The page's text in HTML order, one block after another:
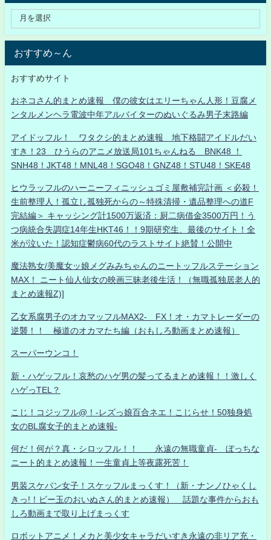
おすすめ～ん
おすすめサイト
おネコさん的まとめ速報 僕の彼女はエリーちゃん人形！豆腐メ
ンタルメンヘラ電波中年アルバイターのぬいぐるみ男子末路編
アイドッフル！ ワタクシ的まとめ速報 地下格闘アイドルだい
すき！23 ひうらのアニメ放送局101ちゃんねる BNK48 ！
SNH48！JKT48！MNL48！SGO48！GNZ48！STU48！SKE48
ヒウラッフルのハーニーフィニッシュゴミ屋敷補完計画 ＜必殺！
生前整理人！孤立し孤独死からの～特殊清掃・遺品整理への道F
完結編＞ キャッシング計1500万返済：厨二病借金3500万円！う
つ病統合失調症14年生HKT46！！9期研究生、最後のサイト！全
米が泣いた！認知症鬱病60代のラストサイト絶賛！公開中
魔法熟女/美魔女ッ娘メグみみちゃんのニートッフルステーション
MAX！ ニート仙人仙女の映画三昧老後生活！（無職孤独居老人的
まとめ速報Z)]
乙女系腐男子のオカマッフルMAX2- FX！オ・カマトレーダーの
逆襲！！ 極道のオカマたち編（おもしろ動画まとめ速報）
スーパーウンコ！
新・ハゲッフル！哀愁のハゲ男の髪ってるまとめ速報！！激しく
ハゲっTEL？
こじ！コジッフル@！-レズっ娘百合ネエ！こじらせ！50独身処
女のBL腐女子的まとめ速報-
何だ！何が？真・シロッフル！！ 永遠の無職童貞- ぼっちな
ニート的まとめ速報！一生童貞上等夜露死苦！
男装スケバン女子！スケッフルまっくす！（新・ナンノひゃくし
きっ!！ビー玉のおいぬさん的まとめ速報） 話題な事件からおも
しろ動画まで取り上げまっくす
ロボットアニメ！メカと美少女キャラだいすき永遠の非リア充・